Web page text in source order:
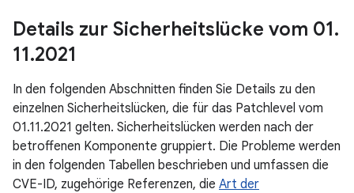
Details zur Sicherheitslücke vom 01.
11.2021
In den folgenden Abschnitten finden Sie Details zu den
einzelnen Sicherheitslücken, die für das Patchlevel vom
01.11.2021 gelten. Sicherheitslücken werden nach der
betroffenen Komponente gruppiert. Die Probleme werden
in den folgenden Tabellen beschrieben und umfassen die
CVE-ID, zugehörige Referenzen, die Art der